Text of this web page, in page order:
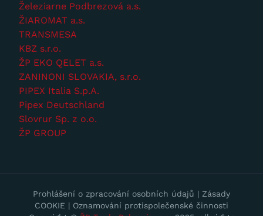
Železiarne Podbrezová a.s.
ŽIAROMAT a.s.
TRANSMESA
KBZ s.r.o.
ŽP EKO QELET a.s.
ZANINONI SLOVAKIA, s.r.o.
PIPEX Italia S.p.A.
Pipex Deutschland
Slovrur Sp. z o.o.
ŽP GROUP
Prohlášení o zpracování osobních údajů | Zásady
COOKIE | Oznamování protispolečenské činnosti